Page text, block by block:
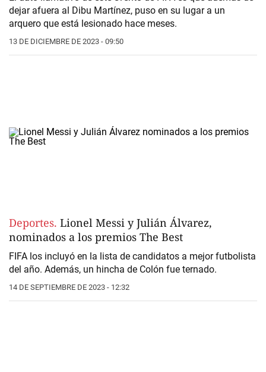
dejar afuera al Dibu Martínez, puso en su lugar a un
arquero que está lesionado hace meses.
13 DE DICIEMBRE DE 2023 - 09:50
Deportes. Lionel Messi y Julián Álvarez,
nominados a los premios The Best
FIFA los incluyó en la lista de candidatos a mejor futbolista
del año. Además, un hincha de Colón fue ternado.
14 DE SEPTIEMBRE DE 2023 - 12:32